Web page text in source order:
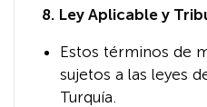
8. Ley Aplicable y
Estos términos de
sujetos a las leyes
Turquía.